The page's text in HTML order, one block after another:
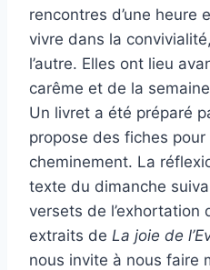
rencontres d’une heure
vivre dans la
l’autre. Elles ont lieu
carême et de la
Un livret a été préparé
propose des fiches
cheminement. La
texte du dimanche
versets de l’exhortation
extraits de La joie de
nous invite à nous faire